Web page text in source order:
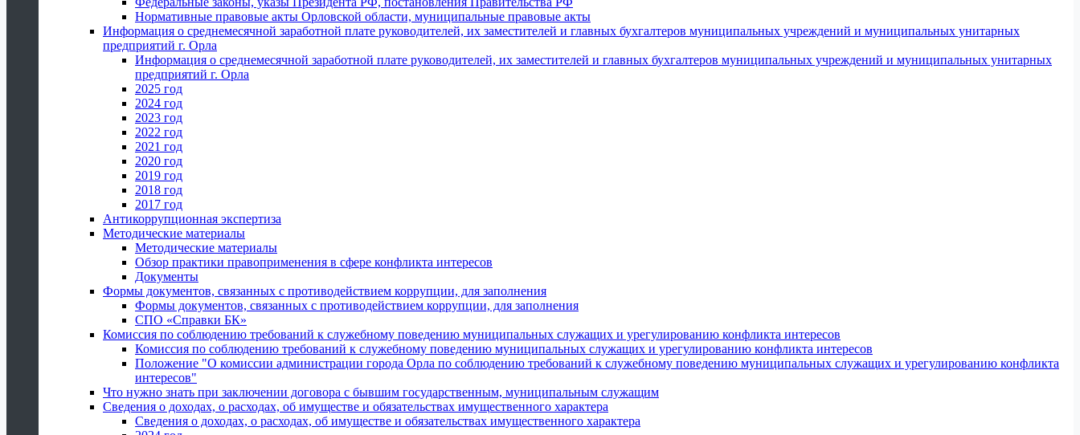
Нормативные правовые акты Орловской области, муниципальные правовые акты
Информация о среднемесячной заработной плате руководителей, их заместителей и главных бухгалтеров муниципальных учреждений и муниципальных унитарных
предприятий г. Орла
Информация о среднемесячной заработной плате руководителей, их заместителей и главных бухгалтеров муниципальных учреждений и муниципальных унитарных
предприятий г. Орла
2025 год
2024 год
2023 год
2022 год
2021 год
2020 год
2019 год
2018 год
2017 год
Антикоррупционная экспертиза
Методические материалы
Методические материалы
Обзор практики правоприменения в сфере конфликта интересов
Документы
Формы документов, связанных с противодействием коррупции, для заполнения
Формы документов, связанных с противодействием коррупции, для заполнения
СПО «Справки БК»
Комиссия по соблюдению требований к служебному поведению муниципальных служащих и урегулированию конфликта интересов
Комиссия по соблюдению требований к служебному поведению муниципальных служащих и урегулированию конфликта интересов
Положение "О комиссии администрации города Орла по соблюдению требований к служебному поведению муниципальных служащих и урегулированию конфликта
интересов"
Что нужно знать при заключении договора с бывшим государственным, муниципальным служащим
Сведения о доходах, о расходах, об имуществе и обязательствах имущественного характера
Сведения о доходах, о расходах, об имуществе и обязательствах имущественного характера